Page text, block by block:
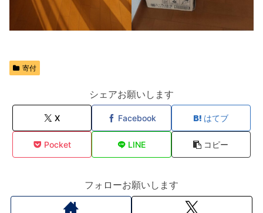
寄付
シェアお願いします
X Facebook はてブ
Pocket LINE コピー
フォローお願いします